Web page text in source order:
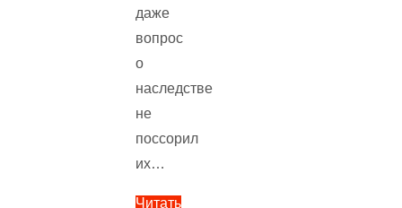
даже
вопрос
о
наследстве
не
поссорил
их…
Читать